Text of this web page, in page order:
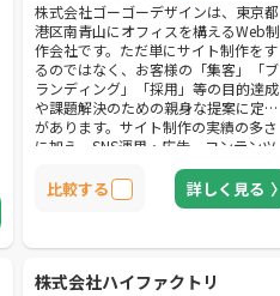
株式会社ゴーゴーデザインは、東京都
港区南青山にオフィスを構えるWeb制
作会社です。ただ単にサイト制作をす
るのではなく、お客様の「集客」「ブ
ランディング」「採用」等の目的達成
や課題解決のための親身な提案に定評
があります。サイト制作の実績の多さ
に加え、SNS運用・広告、コンテンツ
マーケティング、ロゴデザイン、紙媒
体のデザイン、動画制作等幅広いトー
タル提案をしてくれるのも大きな魅力
比較する 詳しく見る
株式会社ハイファクトリ